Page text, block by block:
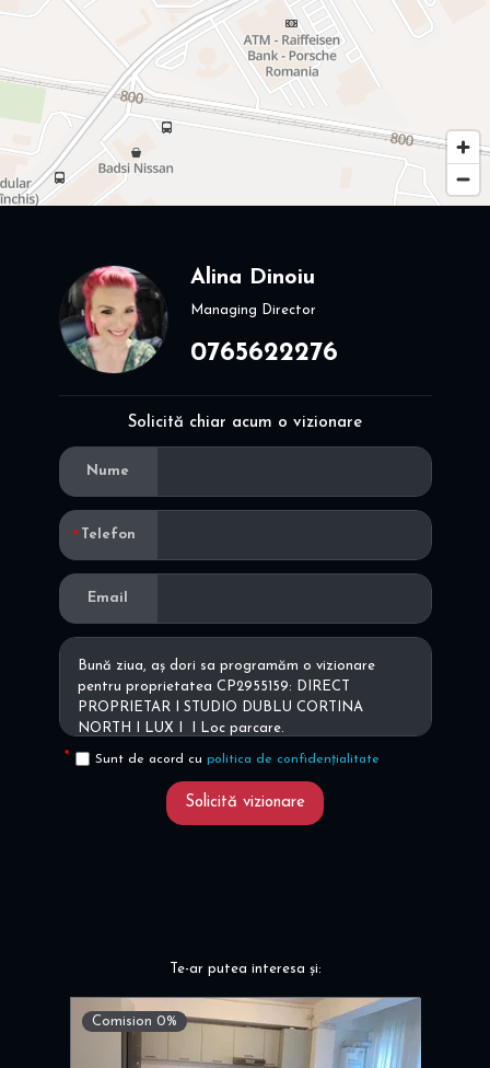
Alina Dinoiu
Managing Director
0765622276
Solicită chiar acum o vizionare
Nume
Telefon
Email
Sunt de acord cu politica de confidențialitate
Solicită vizionare
Te-ar putea interesa și:
Comision 0%